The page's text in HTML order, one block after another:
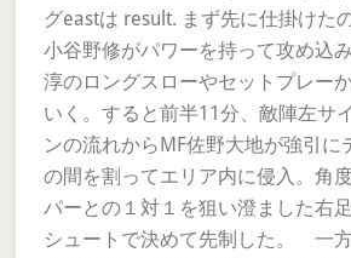
グeastは result. まず先に仕掛けた
小谷野修がパワーを持って攻め込
淳のロングスローやセットプレー
いく。すると前半11分、敵陣左サ
ンの流れからMF佐野大地が強引に
の間を割ってエリア内に侵入。角
パーとの１対１を狙い澄ました右
シュートで決めて先制した。 一